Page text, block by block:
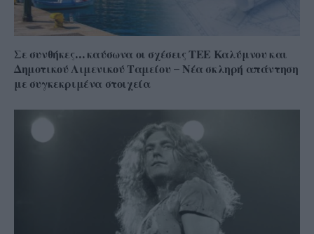
Σε συνθήκες… καύσωνα οι σχέσεις ΤΕΕ Καλύμνου και
Δημοτικού Λιμενικού Ταμείου – Νέα σκληρή απάντηση
με συγκεκριμένα στοιχεία